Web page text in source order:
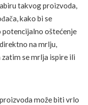
takvog proizvoda,
kako bi se
oštećenje
na mrlju,
se mrlja ispire ili
može biti vrlo